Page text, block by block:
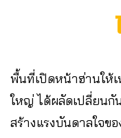
พื้นที่เปิดหน้าฮ่านให้เ
ใหญ่ ได้ผลัดเปลี่ยนกั
สร้างแรงบันดาลใจข